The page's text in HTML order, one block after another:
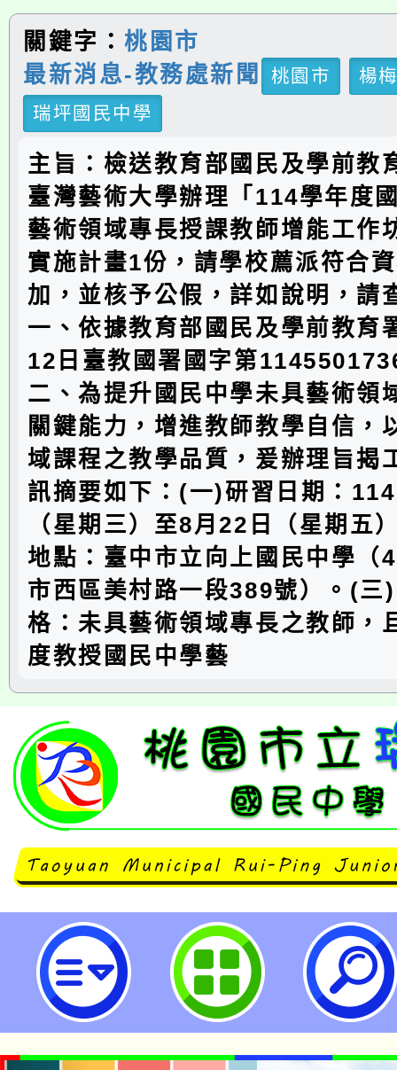
關鍵字：桃園市
最新消息-教務處新聞
桃園市
楊
瑞坪國民中學
主旨：檢送教育部國民及學前教
臺灣藝術大學辦理「114學年度
藝術領域專長授課教師增能工作
實施計畫1份，請學校薦派符合
加，並核予公假，詳如說明，請
一、依據教育部國民及學前教育
12日臺教國署國字第
二、為提升國民中學未具藝術領
關鍵能力，增進教師教學自信，
域課程之教學品質，爰辦理旨揭
訊摘要如下：(一)研習日期：
（星期三）至8月22日（星期五
地點：臺中市立向上國民中學（
市西區美村路一段389號）。(三
格：未具藝術領域專長之教師，
度教授國民中學藝
neilrpjhstyc網站設計者：徐嘉